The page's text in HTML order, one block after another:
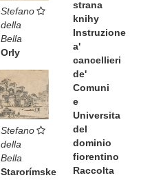
strana
knihy
Instruzione
a'
cancellieri
de'
Comuni
e
Universita
del
dominio
fiorentino
Raccolta
Stefano
della
Bella
Orly
Stefano
della
Bella
Starorímske